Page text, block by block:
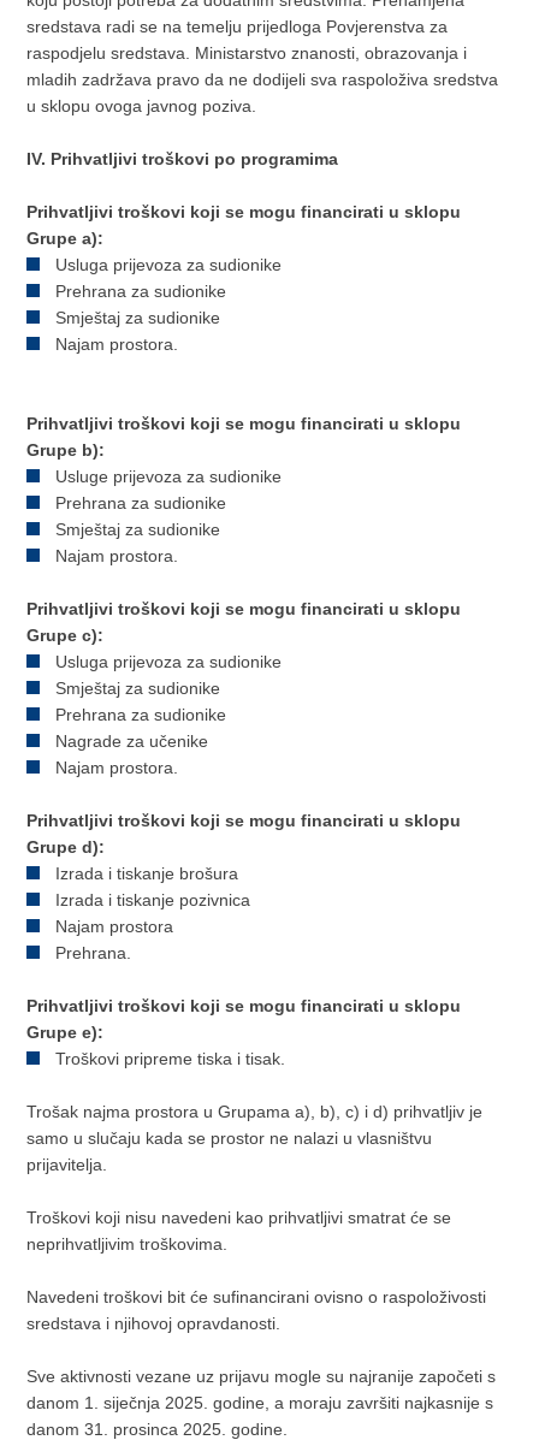
sredstava radi se na temelju prijedloga Povjerenstva za
raspodjelu sredstava. Ministarstvo znanosti, obrazovanja i
mladih zadržava pravo da ne dodijeli sva raspoloživa sredstva
u sklopu ovoga javnog poziva.
IV. Prihvatljivi troškovi po programima
Prihvatljivi troškovi koji se mogu financirati u sklopu
Grupe a):
Usluga prijevoza za sudionike
Prehrana za sudionike
Smještaj za sudionike
Najam prostora.
Prihvatljivi troškovi koji se mogu financirati u sklopu
Grupe b):
Usluge prijevoza za sudionike
Prehrana za sudionike
Smještaj za sudionike
Najam prostora.
Prihvatljivi troškovi koji se mogu financirati u sklopu
Grupe c):
Usluga prijevoza za sudionike
Smještaj za sudionike
Prehrana za sudionike
Nagrade za učenike
Najam prostora.
Prihvatljivi troškovi koji se mogu financirati u sklopu
Grupe d):
Izrada i tiskanje brošura
Izrada i tiskanje pozivnica
Najam prostora
Prehrana.
Prihvatljivi troškovi koji se mogu financirati u sklopu
Grupe e):
Troškovi pripreme tiska i tisak.
Trošak najma prostora u Grupama a), b), c) i d) prihvatljiv je
samo u slučaju kada se prostor ne nalazi u vlasništvu
prijavitelja.
Troškovi koji nisu navedeni kao prihvatljivi smatrat će se
neprihvatljivim troškovima.
Navedeni troškovi bit će sufinancirani ovisno o raspoloživosti
sredstava i njihovoj opravdanosti.
Sve aktivnosti vezane uz prijavu mogle su najranije započeti s
danom 1. siječnja 2025. godine, a moraju završiti najkasnije s
danom 31. prosinca 2025. godine.